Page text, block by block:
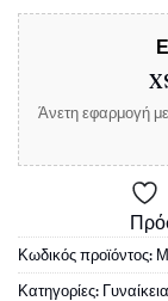
Άνετη εφαρμογή
Κωδικός προϊόντος:
Κατηγορίες: